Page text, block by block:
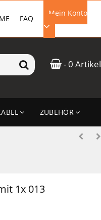
Mein Konto
ANMELDEN
FAQ
- 0 Artikel
ZUBEHÖR
1x 013